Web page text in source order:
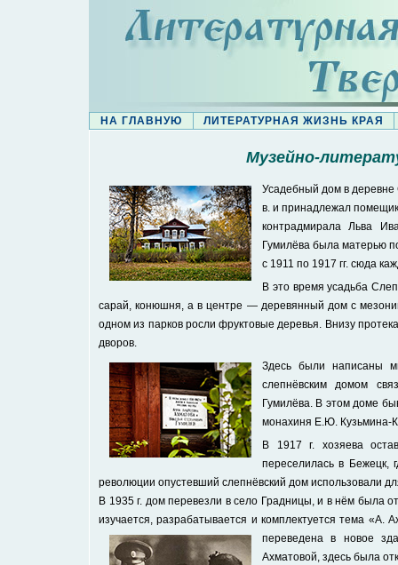
НА ГЛАВНУЮ ЛИТЕРАТУРНАЯ ЖИЗНЬ КРАЯ
Музейно-
Усадебный дом в деревне
в. и принадлежал
контрадмирала Льва
Гумилёва была матерью
с 1911 по 1917 гг. сюда
В это время усадьба
сарай, конюшня, а в центре — деревянный дом с
одном из парков росли фруктовые деревья. Внизу
дворов.
Здесь были написаны
слепнёвским домом
Гумилёва. В этом доме
монахиня Е.Ю. Кузьмина-
В 1917 г. хозяева
переселилась в Бежецк,
революции опустевший слепнёвский дом использовали
В 1935 г. дом перевезли в село Градницы, и в нём была
изучается, разрабатывается и комплектуется тема «А.
переведена в новое
Ахматовой, здесь была